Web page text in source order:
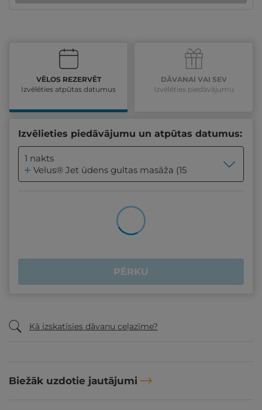
VĒLOS REZERVĒT
Izvēlēties atpūtas datumus
DĀVANAI VAI SEV
Izvēlēties piedāvājumu
Izvēlieties piedāvājumu un atpūtas datumus:
1 nakts
Velus® Jet ūdens gultas masāža (15 min.) - 1 reizi, 2
PĒRKU
Kā izskatīsies dāvanu ceļazīme?
Biežāk uzdotie jautājumi